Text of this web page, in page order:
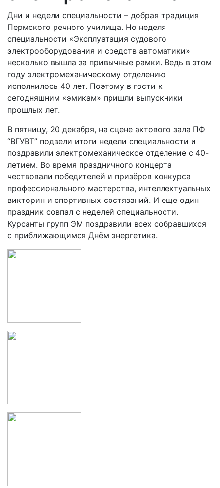
Дни и недели специальности – добрая традиция
Пермского речного училища. Но неделя
специальности «Эксплуатация судового
электрооборудования и средств автоматики»
несколько вышла за привычные рамки. Ведь в этом
году электромеханическому отделению
исполнилось 40 лет. Поэтому в гости к
сегодняшним «эмикам» пришли выпускники
прошлых лет.
В пятницу, 20 декабря, на сцене актового зала ПФ
“ВГУВТ” подвели итоги недели специальности и
поздравили электромеханическое отделение с 40-
летием. Во время праздничного концерта
чествовали победителей и призёров конкурса
профессионального мастерства, интеллектуальных
викторин и спортивных состязаний. И еще один
праздник совпал с неделей специальности.
Курсанты групп ЭМ поздравили всех собравшихся
с приближающимся Днём энергетика.